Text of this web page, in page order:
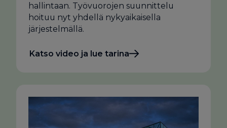
hallintaan. Työvuorojen suunnittelu
hoituu nyt yhdellä nykyaikaisella
järjestelmällä.
Katso video ja lue tarina